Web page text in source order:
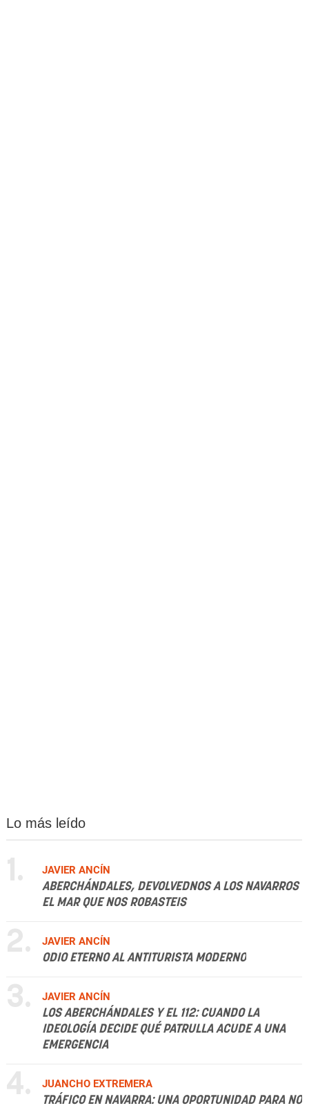
Lo más leído
1.
JAVIER ANCÍN
ABERCHÁNDALES, DEVOLVEDNOS A LOS NAVARROS
EL MAR QUE NOS ROBASTEIS
2.
JAVIER ANCÍN
ODIO ETERNO AL ANTITURISTA MODERNO
3.
JAVIER ANCÍN
LOS ABERCHÁNDALES Y EL 112: CUANDO LA
IDEOLOGÍA DECIDE QUÉ PATRULLA ACUDE A UNA
EMERGENCIA
4.
JUANCHO EXTREMERA
TRÁFICO EN NAVARRA: UNA OPORTUNIDAD PARA NO